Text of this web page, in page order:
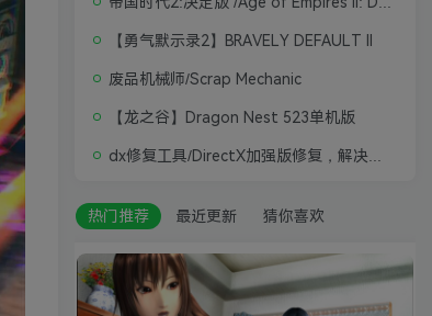
【勇气默示录2】BRAVELY DEFAULT II
废品机械师/Scrap Mechanic
【龙之谷】Dragon Nest 523单机版
热门推荐 最近更新 猜你喜欢